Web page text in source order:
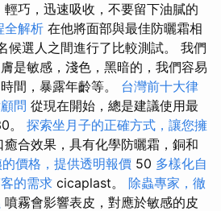
輕巧，迅速吸收，不要留下油膩的
全解析 在他將面部與最佳防曬霜相
候選人之間進行了比較測試。 我們
是敏感，淺色，黑暗的，我們容易
間，暴露年齡等。 台灣前十大律
問 從現在開始，總是建議使用最
。 探索坐月子的正確方式，讓您擁
癒合效果，具有化學防曬霜，銅和
價格，提供透明報價 50 多樣化自
的需求 cicaplast。 除蟲專家，徹
噴霧會影響表皮，對應於敏感的皮